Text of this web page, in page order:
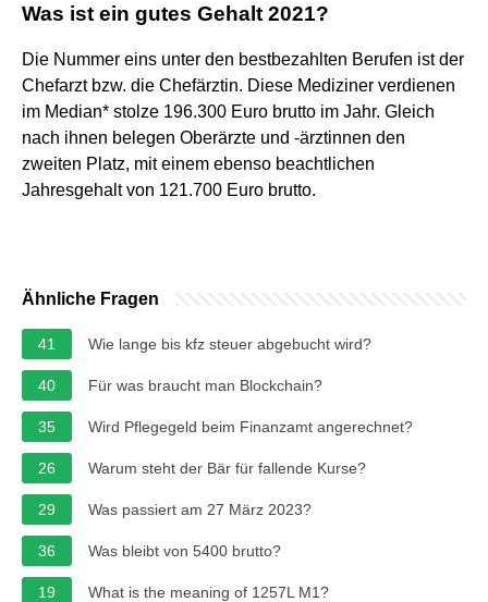
Was ist ein gutes Gehalt 2021?
Die Nummer eins unter den bestbezahlten Berufen ist der
Chefarzt bzw. die Chefärztin. Diese Mediziner verdienen
im Median* stolze 196.300 Euro brutto im Jahr. Gleich
nach ihnen belegen Oberärzte und -ärztinnen den
zweiten Platz, mit einem ebenso beachtlichen
Jahresgehalt von 121.700 Euro brutto.
Ähnliche Fragen
41 Wie lange bis kfz steuer abgebucht wird?
40 Für was braucht man Blockchain?
35 Wird Pflegegeld beim Finanzamt angerechnet?
26 Warum steht der Bär für fallende Kurse?
29 Was passiert am 27 März 2023?
36 Was bleibt von 5400 brutto?
19 What is the meaning of 1257L M1?